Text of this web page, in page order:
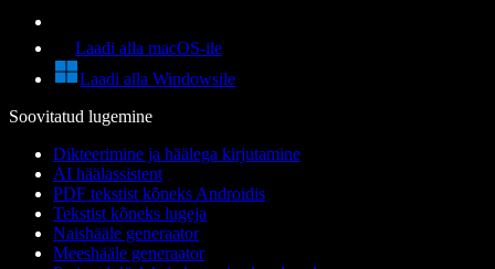
Laadi alla macOS-ile
Laadi alla Windowsile
Soovitatud lugemine
Dikteerimine ja häälega kirjutamine
AI häälassistent
PDF tekstist kõneks Androidis
Tekstist kõneks lugeja
Naishääle generaator
Meeshääle generaator